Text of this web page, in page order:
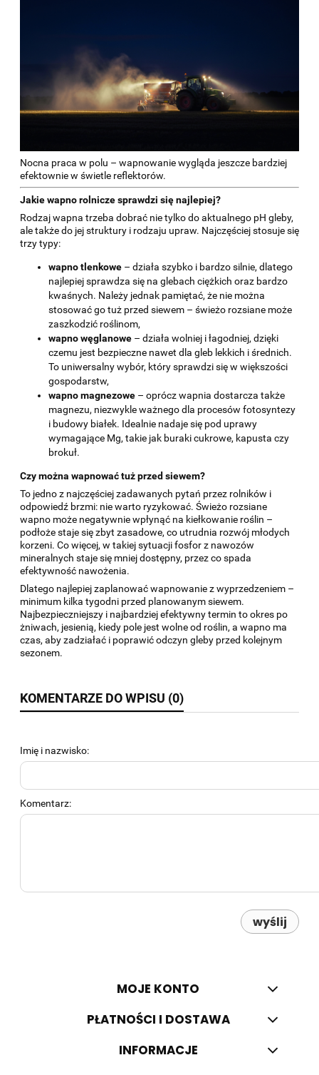
Nocna praca w polu – wapnowanie wygląda jeszcze bardziej
efektownie w świetle reflektorów.
Jakie wapno rolnicze sprawdzi się najlepiej?
Rodzaj wapna trzeba dobrać nie tylko do aktualnego pH gleby,
ale także do jej struktury i rodzaju upraw. Najczęściej stosuje się
trzy typy:
wapno tlenkowe – działa szybko i bardzo silnie, dlatego
najlepiej sprawdza się na glebach ciężkich oraz bardzo
kwaśnych. Należy jednak pamiętać, że nie można
stosować go tuż przed siewem – świeżo rozsiane może
zaszkodzić roślinom,
wapno węglanowe – działa wolniej i łagodniej, dzięki
czemu jest bezpieczne nawet dla gleb lekkich i średnich.
To uniwersalny wybór, który sprawdzi się w większości
gospodarstw,
wapno magnezowe – oprócz wapnia dostarcza także
magnezu, niezwykle ważnego dla procesów fotosyntezy
i budowy białek. Idealnie nadaje się pod uprawy
wymagające Mg, takie jak buraki cukrowe, kapusta czy
brokuł.
Czy można wapnować tuż przed siewem?
To jedno z najczęściej zadawanych pytań przez rolników i
odpowiedź brzmi: nie warto ryzykować. Świeżo rozsiane
wapno może negatywnie wpłynąć na kiełkowanie roślin –
podłoże staje się zbyt zasadowe, co utrudnia rozwój młodych
korzeni. Co więcej, w takiej sytuacji fosfor z nawozów
mineralnych staje się mniej dostępny, przez co spada
efektywność nawożenia.
Dlatego najlepiej zaplanować wapnowanie z wyprzedzeniem –
minimum kilka tygodni przed planowanym siewem.
Najbezpieczniejszy i najbardziej efektywny termin to okres po
żniwach, jesienią, kiedy pole jest wolne od roślin, a wapno ma
czas, aby zadziałać i poprawić odczyn gleby przed kolejnym
sezonem.
KOMENTARZE DO WPISU (0)
Imię i nazwisko:
Komentarz:
wyślij
MOJE KONTO
PŁATNOŚCI I DOSTAWA
INFORMACJE